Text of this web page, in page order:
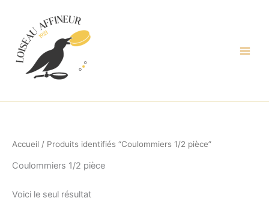
contenu
Accueil / Produits identifiés “Coulommiers 1/2 pièce”
Coulommiers 1/2 pièce
Voici le seul résultat